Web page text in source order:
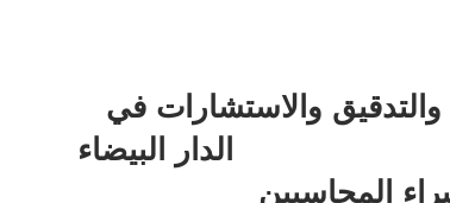
الدار البيضاء